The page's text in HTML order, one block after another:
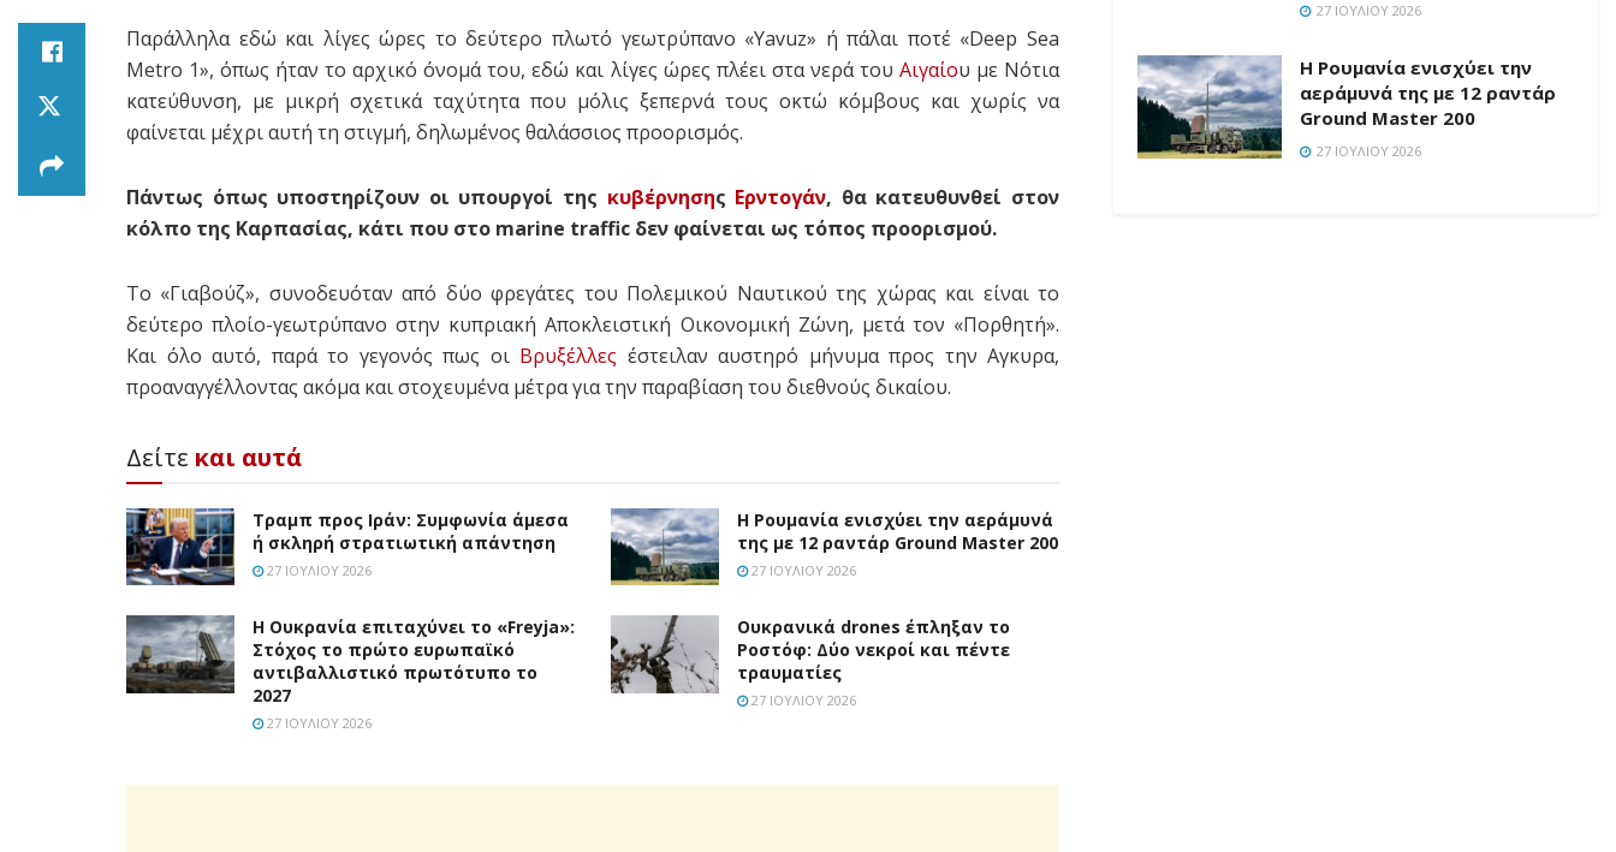
Παράλληλα εδώ και λίγες ώρες το δεύτερο πλωτό γεωτρύπανο «Yavuz» ή πάλαι ποτέ «Deep Sea
Metro 1», όπως ήταν το αρχικό όνομά του, εδώ και λίγες ώρες πλέει στα νερά του Αιγαίου με Νότια
κατεύθυνση, με μικρή σχετικά ταχύτητα που μόλις ξεπερνά τους οκτώ κόμβους και χωρίς να
φαίνεται μέχρι αυτή τη στιγμή, δηλωμένος θαλάσσιος προορισμός.
Πάντως όπως υποστηρίζουν οι υπουργοί της κυβέρνησης Ερντογάν, θα κατευθυνθεί στον
κόλπο της Καρπασίας, κάτι που στο marine traffic δεν φαίνεται ως τόπος προορισμού.
Το «Γιαβούζ», συνοδευόταν από δύο φρεγάτες του Πολεμικού Ναυτικού της χώρας και είναι το
δεύτερο πλοίο-γεωτρύπανο στην κυπριακή Αποκλειστική Οικονομική Ζώνη, μετά τον «Πορθητή».
Και όλο αυτό, παρά το γεγονός πως οι Βρυξέλλες έστειλαν αυστηρό μήνυμα προς την Αγκυρα,
προαναγγέλλοντας ακόμα και στοχευμένα μέτρα για την παραβίαση του διεθνούς δικαίου.
Δείτε και αυτά
Τραμπ προς Ιράν: Συμφωνία άμεσα
ή σκληρή στρατιωτική απάντηση
27 ΙΟΥΛΊΟΥ 2026
Η Ρουμανία ενισχύει την αεράμυνά
της με 12 ραντάρ Ground Master 200
27 ΙΟΥΛΊΟΥ 2026
Η Ουκρανία επιταχύνει το «Freyja»:
Στόχος το πρώτο ευρωπαϊκό
αντιβαλλιστικό πρωτότυπο το
2027
27 ΙΟΥΛΊΟΥ 2026
Ουκρανικά drones έπληξαν το
Ροστόφ: Δύο νεκροί και πέντε
τραυματίες
27 ΙΟΥΛΊΟΥ 2026
27 ΙΟΥΛΊΟΥ 2026
Η Ρουμανία ενισχύει την
αεράμυνά της με 12 ραντάρ
Ground Master 200
27 ΙΟΥΛΊΟΥ 2026